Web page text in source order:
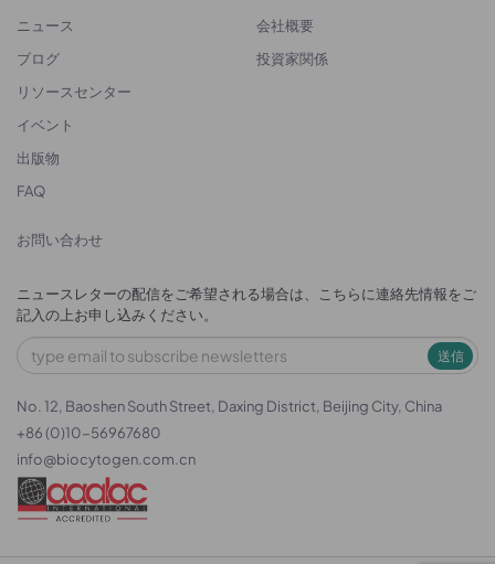
ニュース
ブログ
リソースセンター
イベント
出版物
FAQ
会社概要
投資家関係
お問い合わせ
ニュースレターの配信をご希望される場合は、こちらに連絡先情報をご
記入の上お申し込みください。
送信
No. 12, Baoshen South Street, Daxing District, Beijing City, China
+86 (0)10-56967680
info@biocytogen.com.cn